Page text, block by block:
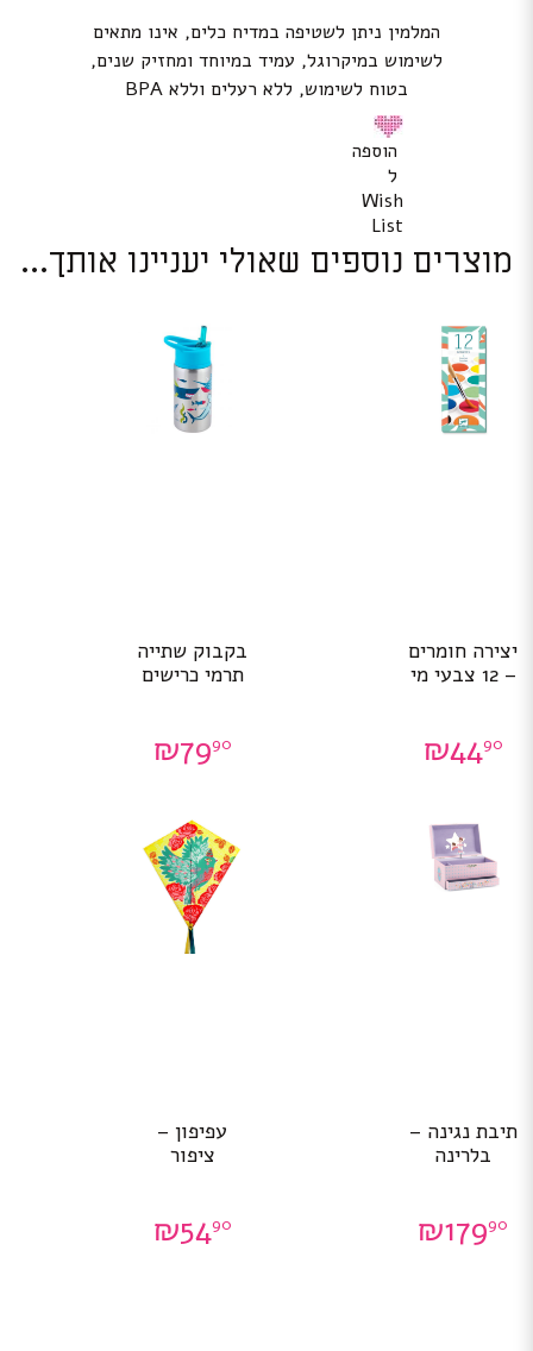
המלמין ניתן לשטיפה במדיח כלים, אינו מתאים
לשימוש במיקרוגל, עמיד במיוחד ומחזיק שנים,
בטוח לשימוש, ללא רעלים וללא BPA
הוספה
ל
Wish
List
מוצרים נוספים שאולי יעניינו אותך...
יצירה חומרים
– 12 צבעי מי
₪4490
בקבוק שתייה
תרמי כרישים
₪7990
תיבת נגינה –
בלרינה
₪17990
עפיפון –
ציפור
₪5490